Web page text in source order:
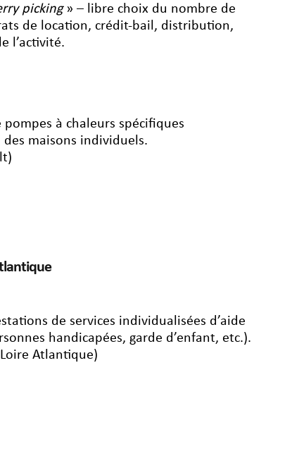
picking» – libre choix du nombre de
de location, crédit-bail, distribution,
l’activité.
à chaleurs spécifiques
maisons individuels.
de services individualisées d’aide
handicapées, garde d’enfant, etc.).
Atlantique)